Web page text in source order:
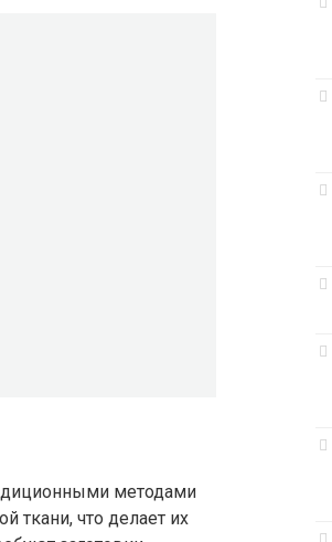
методами
ткани, что делает их